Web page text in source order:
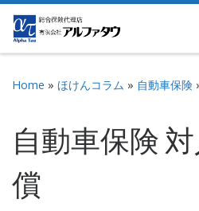
Skip to content
Home » ほけんコラム » 自動車保険
自動車保険
償